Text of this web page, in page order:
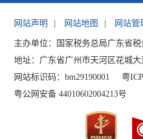
网站声明 网站地图 网站管
主办单位：国家税务总局广东省税
地址：广东省广州市天河区花城大
网站标识码：bm29190001
粤
粤公网安备 44010602004213号